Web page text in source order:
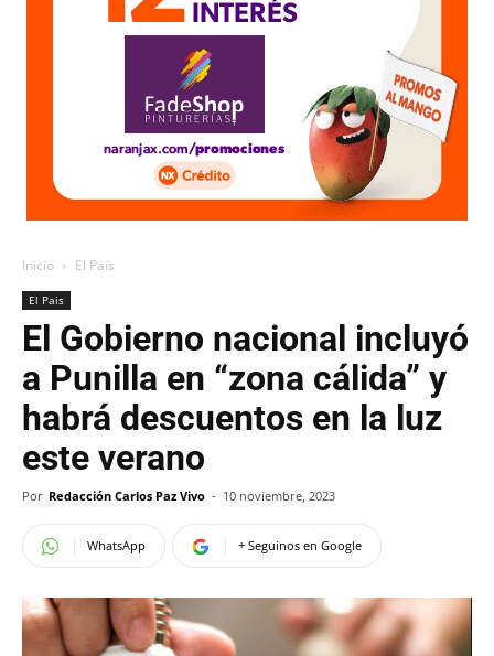
Inicio El Pais
El Pais
El Gobierno nacional incluyó
a Punilla en “zona cálida” y
habrá descuentos en la luz
este verano
Por Redacción Carlos Paz Vivo - 10 noviembre, 2023
WhatsApp + Seguinos en Google